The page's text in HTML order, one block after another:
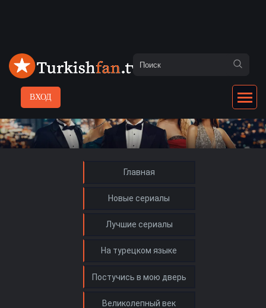
ВХОД
Главная
Новые сериалы
Лучшие сериалы
На турецком языке